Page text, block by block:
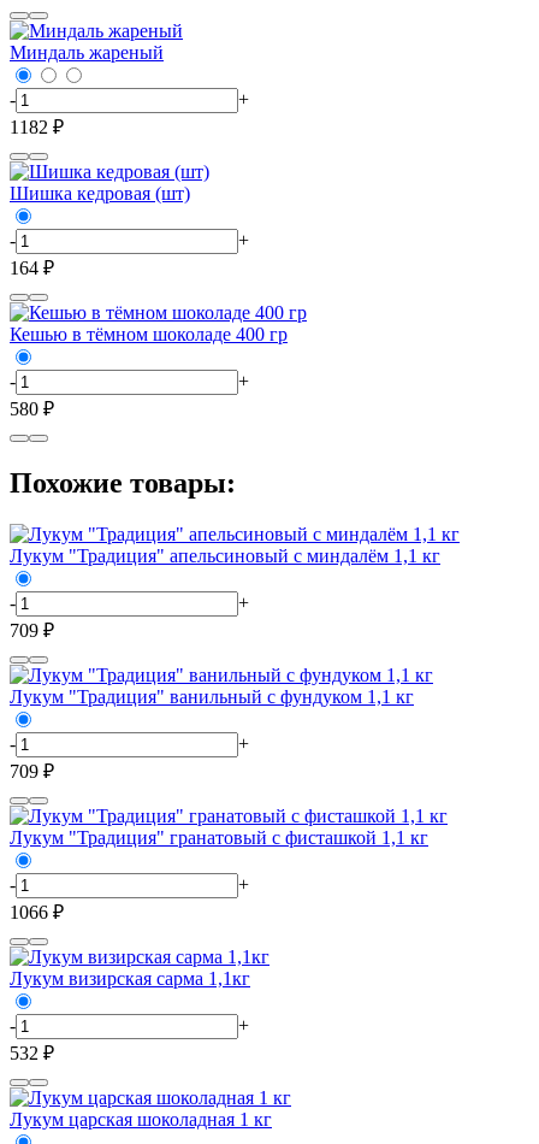
Миндаль жареный
-
+
1182 ₽
Шишка кедровая (шт)
-
+
164 ₽
Кешью в тёмном шоколаде 400 гр
-
+
580 ₽
Похожие товары:
Лукум "Традиция" апельсиновый с миндалём 1,1 кг
-
+
709 ₽
Лукум "Традиция" ванильный с фундуком 1,1 кг
-
+
709 ₽
Лукум "Традиция" гранатовый с фисташкой 1,1 кг
-
+
1066 ₽
Лукум визирская сарма 1,1кг
-
+
532 ₽
Лукум царская шоколадная 1 кг